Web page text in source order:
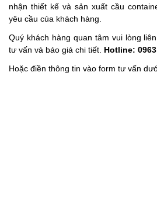
nhận thiết kế và sản xuất cầu
yêu cầu của khách hàng.
Quý khách hàng quan tâm vui lòng
tư vấn và báo giá chi tiết. Hotline:
Hoặc điền thông tin vào form tư vấn